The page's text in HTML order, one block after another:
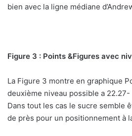
bien avec la ligne médiane
Figure 3 : Points &Figures avec
La Figure 3 montre en graphique
deuxième niveau possible a 22.27-
Dans tout les cas le sucre semble
de près pour un positionnement à